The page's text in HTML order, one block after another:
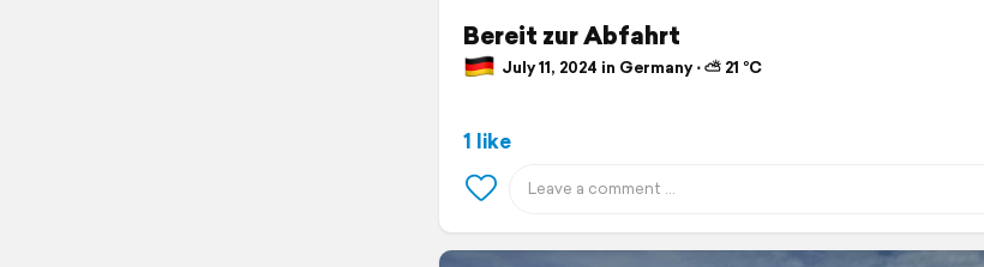
Bereit zur Abfahrt
July 11, 2024 in Germany ⋅ ⛅ 21 °C
1 like